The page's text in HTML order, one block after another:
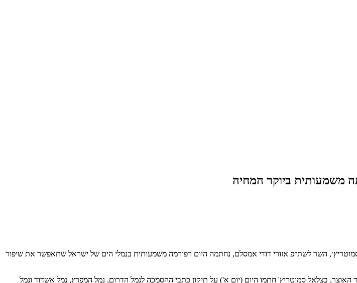
משמעותית ביוקר המחיה
השר לשת״פ אזורי דודי אמסלם, נחתמה היום רפורמה משמעותית בנמלי הים של ישראל שתאפשר את שיפור
בצלאל סמוטריץ' חתמו היום (יום א') על תיקון כתבי ההסמכה לנמל הדרום, נמל המפרץ, נמל אשדוד ונמל